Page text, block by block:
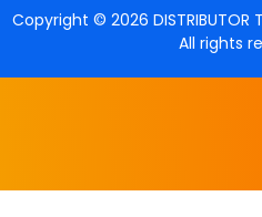
Copyright © 2026 DISTRIBUTOR
All rights